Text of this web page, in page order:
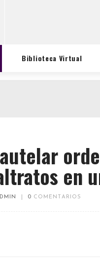
Biblioteca Virtual
en
0 COMENTARIOS